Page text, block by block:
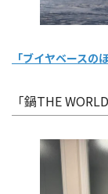
「ブイヤベース
「鍋THE